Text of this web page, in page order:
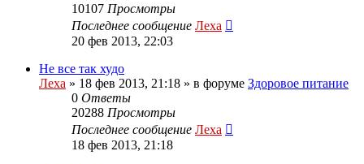
10107 Просмотры
Последнее сообщение Леха
20 фев 2013, 22:03
Не все так худо
Леха » 18 фев 2013, 21:18 » в форуме Здоровое питание
0 Ответы
20288 Просмотры
Последнее сообщение Леха
18 фев 2013, 21:18